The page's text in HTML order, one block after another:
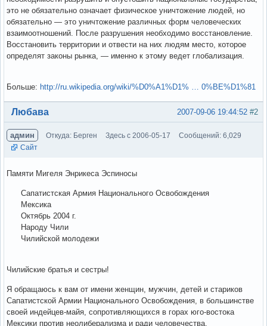
это не обязательно означает физическое уничтожение людей, но
обязательно — это уничтожение различных форм человеческих
взаимоотношений. После разрушения необходимо восстановление.
Восстановить территории и отвести на них людям место, которое
определят законы рынка, — именно к этому ведет глобализация.
Больше: http://ru.wikipedia.org/wiki/%D0%A1%D1% … 0%BE%D1%81
Вне форума #2
2007-09-06 19:44:52
Любава
админ Откуда: Берген Здесь с 2006-05-17
Сообщений: 6,029
Сайт
Памяти Мигеля Энрикеса Эспиносы
Сапатистская Армия Национального Освобождения
Мексика
Октябрь 2004 г.
Народу Чили
Чилийской молодежи
Чилийские братья и сестры!
Я обращаюсь к вам от имени женщин, мужчин, детей и стариков
Сапатистской Армии Национального Освобождения, в большинстве
своей индейцев-майя, сопротивляющихся в горах юго-востока
Мексики против неолиберализма и ради человечества.